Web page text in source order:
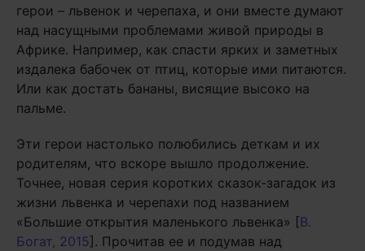
герои – львенок и черепаха, и они вместе думают
над насущными проблемами живой природы в
Африке. Например, как спасти ярких и заметных
издалека бабочек от птиц, которые ими питаются.
Или как достать бананы, висящие высоко на
пальме.
Эти герои настолько полюбились деткам и их
родителям, что вскоре вышло продолжение.
Точнее, новая серия коротких сказок-загадок из
жизни львенка и черепахи под названием
«Большие открытия маленького львенка» [В.
Богат, 2015]. Прочитав ее и подумав над